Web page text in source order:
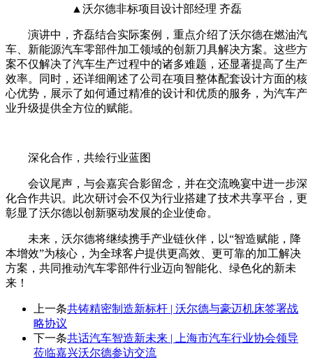
▲沃尔德非标项目设计部经理 齐磊
演讲中，齐磊结合实际案例，重点介绍了沃尔德在燃油汽
车、新能源汽车零部件加工领域的创新刀具解决方案。这些方
案不仅解决了汽车生产过程中的诸多难题，还显著提高了生产
效率。同时，还详细阐述了公司在项目整体配套设计方面的核
心优势，展示了如何通过精准的设计和优质的服务，为汽车产
业升级提供全方位的赋能。
深化合作，共绘行业蓝图
会议尾声，与会嘉宾合影留念，并在交流晚宴中进一步深
化合作共识。此次研讨会不仅为行业搭建了技术共享平台，更
彰显了沃尔德以创新驱动发展的企业使命。
未来，沃尔德将继续携手产业链伙伴，以“智造赋能，降
本增效”为核心，为全球客户提供更高效、更可靠的加工解决
方案，共同推动汽车零部件行业迈向智能化、绿色化的新未
来！
上一条共铸精密制造新标杆 | 沃尔德与豪迈机床签署战
略协议
下一条共话汽车智造新未来 | 上海市汽车行业协会领导
莅临嘉兴沃尔德参访交流